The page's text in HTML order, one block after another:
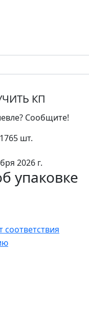
КП
Сообщите!
1765 шт.
2026 г.
упаковке
соответствия